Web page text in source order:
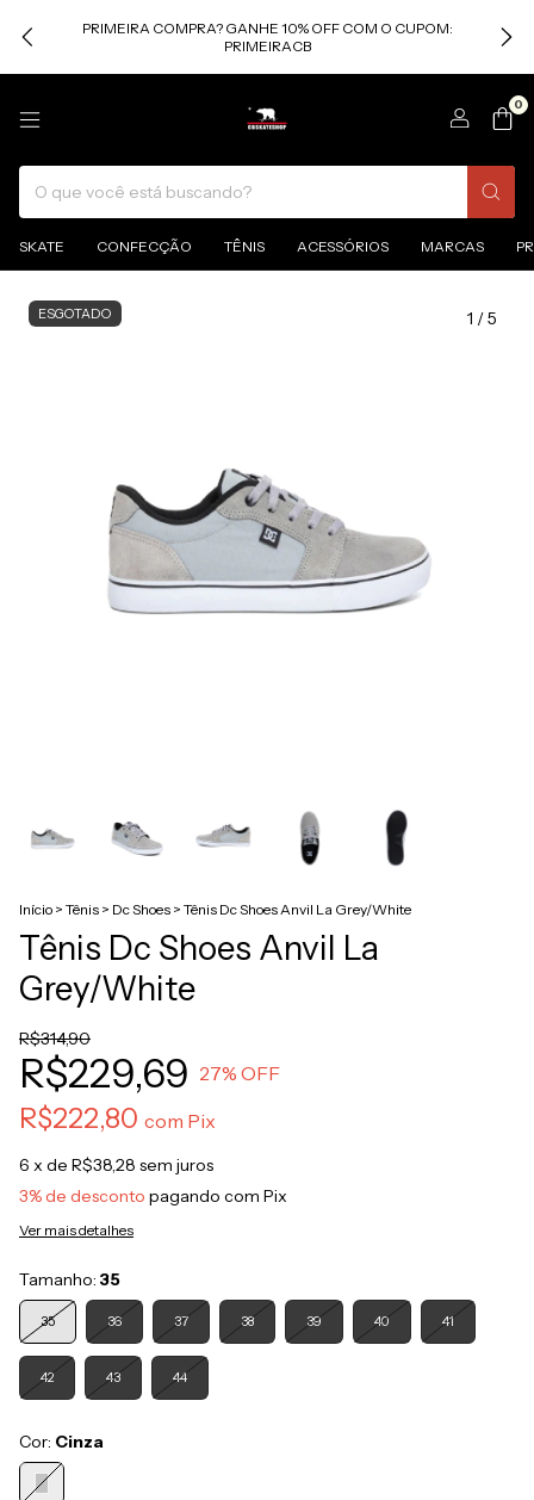
PRIMEIRA COMPRA? GANHE 10% OFF COM O CUPOM:
PRIMEIRACB
0
SKATE CONFECÇÃO TÊNIS ACESSÓRIOS MARCAS
ESGOTADO 1 /5
Início > Tênis > Dc Shoes > Tênis Dc Shoes Anvil La Grey/White
Tênis Dc Shoes Anvil La
Grey/White
R$314,90
R$229,69 27% OFF
R$222,80 com Pix
6 x de R$38,28 sem juros
3% de desconto pagando com Pix
Ver mais detalhes
Tamanho: 35
35 36 37 38 39 40 41
42 43 44
Cor: Cinza